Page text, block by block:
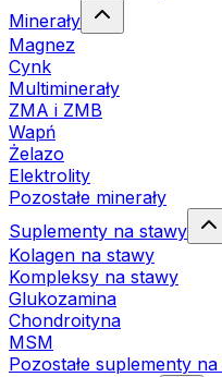
Minerały
Magnez
Cynk
Multiminerały
ZMA i ZMB
Wapń
Żelazo
Elektrolity
Pozostałe minerały
Suplementy na stawy
Kolagen na stawy
Kompleksy na stawy
Glukozamina
Chondroityna
MSM
Pozostałe suplementy